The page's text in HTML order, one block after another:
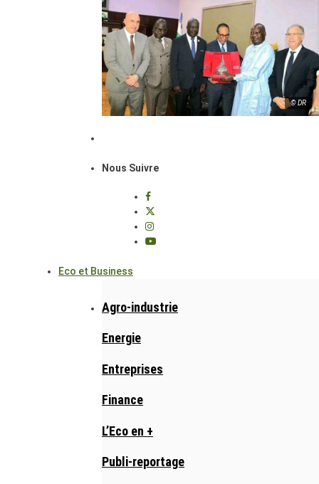
© DR
Nous Suivre
Eco et Business
Agro-industrie
Energie
Entreprises
Finance
L’Eco en +
Publi-reportage